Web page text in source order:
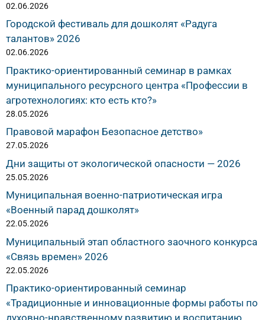
02.06.2026
Городской фестиваль для дошколят «Радуга
талантов» 2026
02.06.2026
Практико-ориентированный семинар в рамках
муниципального ресурсного центра «Профессии в
агротехнологиях: кто есть кто?»
28.05.2026
Правовой марафон Безопасное детство»
27.05.2026
Дни защиты от экологической опасности — 2026
25.05.2026
Муниципальная военно-патриотическая игра
«Военный парад дошколят»
22.05.2026
Муниципальный этап областного заочного конкурса
«Связь времен» 2026
22.05.2026
Практико-ориентированный семинар
«Традиционные и инновационные формы работы по